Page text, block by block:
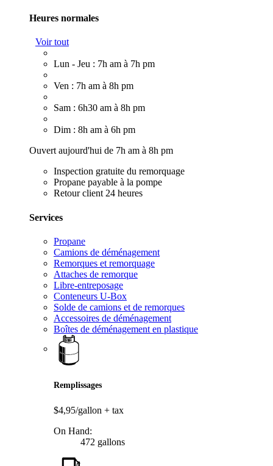
Heures normales
Voir tout
Lun - Jeu : 7h am à 7h pm
Ven : 7h am à 8h pm
Sam : 6h30 am à 8h pm
Dim : 8h am à 6h pm
Ouvert aujourd'hui de 7h am à 8h pm
Inspection gratuite du remorquage
Propane payable à la pompe
Retour client 24 heures
Services
Propane
Camions de déménagement
Remorques et remorquage
Attaches de remorque
Libre-entreposage
Conteneurs U-Box
Solde de camions et de remorques
Accessoires de déménagement
Boîtes de déménagement en plastique
Remplissages
$4,95/gallon + tax
On Hand:
472 gallons